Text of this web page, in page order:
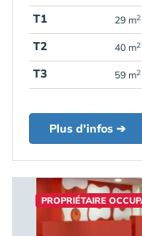
T1 29 m2
T2
40 m2
T3
59 m2
Plus d'infos ➔
PROPRIÉTAIRE